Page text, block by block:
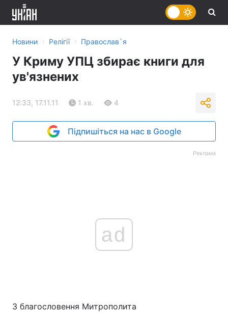
Новини › Релігії › Православ`я
У Криму УПЦ збирає книги для
ув'язнених
12:33, 17.11.11 1 хв. 4
Підпишіться на нас в Google
Реклама
ad
З благословення Митрополита